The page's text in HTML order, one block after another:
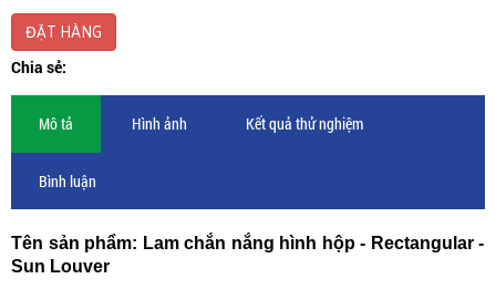
ĐẶT HÀNG
Chia sẻ:
Mô tả Hình ảnh Kết quả thử nghiệm
Bình luận
Tên sản phẩm: Lam chắn nắng hình hộp - Rectangular -
Sun Louver